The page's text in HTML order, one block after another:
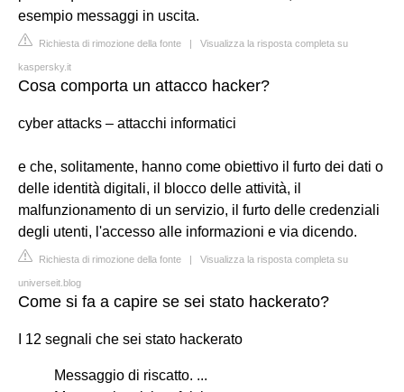
esempio messaggi in uscita.
Richiesta di rimozione della fonte | Visualizza la risposta completa su
kaspersky.it
Cosa comporta un attacco hacker?
cyber attacks – attacchi informatici
e che, solitamente, hanno come obiettivo il furto dei dati o
delle identità digitali, il blocco delle attività, il
malfunzionamento di un servizio, il furto delle credenziali
degli utenti, l'accesso alle informazioni e via dicendo.
Richiesta di rimozione della fonte | Visualizza la risposta completa su
universeit.blog
Come si fa a capire se sei stato hackerato?
I 12 segnali che sei stato hackerato
Messaggio di riscatto. ...